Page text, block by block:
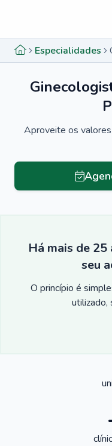
Especialidades
Aproveite os
Há mais de
seu
O princípio é
utilizado,